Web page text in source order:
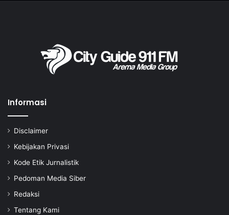
Informasi
Disclaimer
Kebijakan Privasi
Kode Etik Jurnalistik
Pedoman Media Siber
Redaksi
Tentang Kami